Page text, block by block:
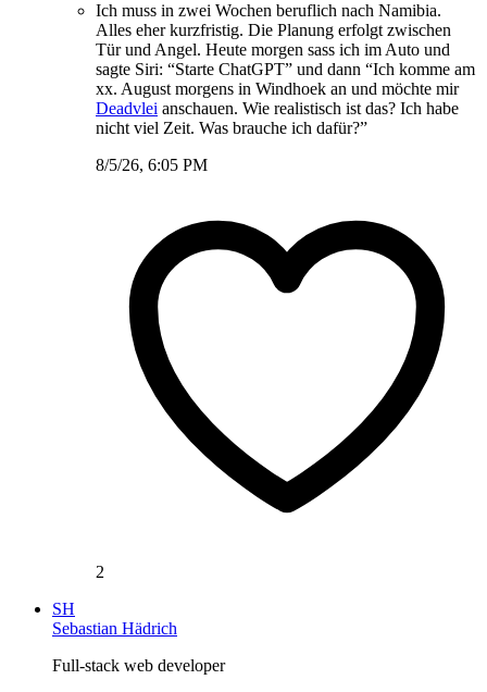
Ich muss in zwei Wochen beruflich nach Namibia.
Alles eher kurzfristig. Die Planung erfolgt zwischen
Tür und Angel. Heute morgen sass ich im Auto und
sagte Siri: “Starte ChatGPT” und dann “Ich komme am
xx. August morgens in Windhoek an und möchte mir
Deadvlei anschauen. Wie realistisch ist das? Ich habe
nicht viel Zeit. Was brauche ich dafür?”
8/5/26, 6:05 PM
2
SH
Sebastian Hädrich
Full-stack web developer